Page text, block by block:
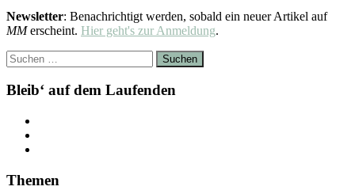
Newsletter: Benachrichtigt werden, sobald ein neuer Artikel auf
MMerscheint. Hier geht's zur Anmeldung.
Suchen
nach:
Bleib‘ auf dem Laufenden
Themen